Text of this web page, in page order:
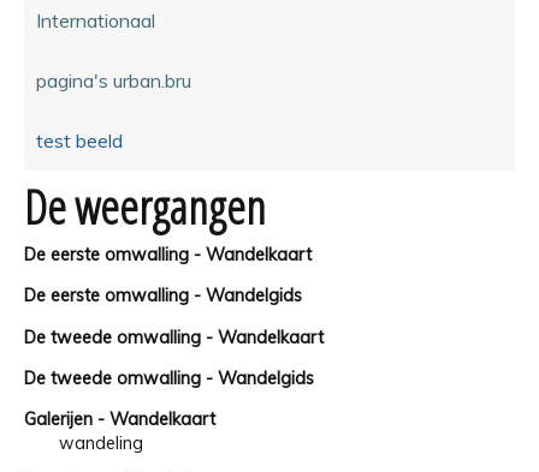
Internationaal
pagina's urban.bru
test beeld
De weergangen
De eerste omwalling - Wandelkaart
De eerste omwalling - Wandelgids
De tweede omwalling - Wandelkaart
De tweede omwalling - Wandelgids
Galerijen - Wandelkaart
wandeling